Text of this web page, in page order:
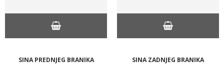
SINA PREDNJEG BRANIKA SINA ZADNJEG BRANIKA